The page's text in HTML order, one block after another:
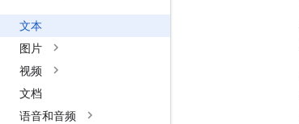
文本
图片
视频
文档
语音和音频